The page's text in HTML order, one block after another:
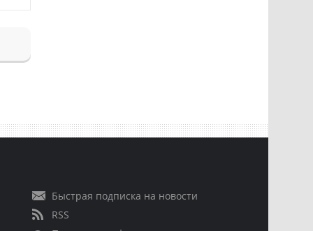
Быстрая подписка на новости
RSS